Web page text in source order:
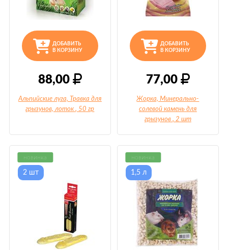
ДОБАВИТЬ
В КОРЗИНУ
88,00
Альпийские луга, Травка для
грызунов, лоток , 50 гр
ДОБАВИТЬ
В КОРЗИНУ
77,00
Жорка, Минерально-
солевой камень для
грызунов , 2 шт
новинка
2 шт
новинка
1,5 л